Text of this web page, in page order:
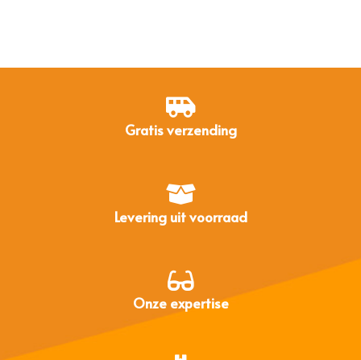
Gratis verzending
Levering uit voorraad
Onze expertise